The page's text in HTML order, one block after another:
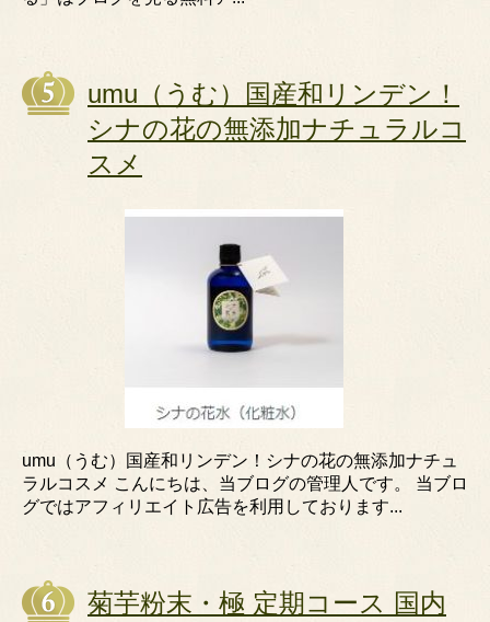
umu（うむ）国産和リンデン！
シナの花の無添加ナチュラルコ
スメ
umu（うむ）国産和リンデン！シナの花の無添加ナチュ
ラルコスメ こんにちは、当ブログの管理人です。 当ブロ
グではアフィリエイト広告を利用しております...
菊芋粉末・極 定期コース 国内